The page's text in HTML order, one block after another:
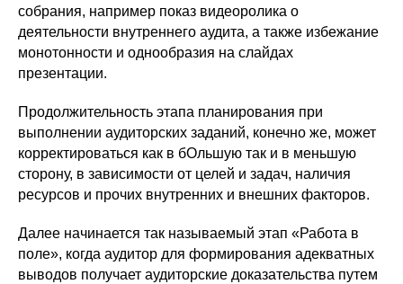
собрания, например показ видеоролика о
деятельности внутреннего аудита, а также избежание
монотонности и однообразия на слайдах
презентации.
Продолжительность этапа планирования при
выполнении аудиторских заданий, конечно же, может
корректироваться как в бОльшую так и в меньшую
сторону, в зависимости от целей и задач, наличия
ресурсов и прочих внутренних и внешних факторов.
Далее начинается так называемый этап «Работа в
поле», когда аудитор для формирования адекватных
выводов получает аудиторские доказательства путем